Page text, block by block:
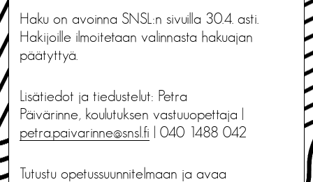
Haku on avoinna SNSL:n sivuilla 30.4. asti.
Hakijoille ilmoitetaan valinnasta hakuajan
päätyttyä.
Lisätiedot ja tiedustelut: Petra
Päivärinne, koulutuksen vastuuopettaja |
petra.paivarinne@snsl.fi | 040 1488 042
Tutustu opetussuunnitelmaan ja avaa